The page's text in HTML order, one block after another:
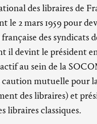
des libraires de
le 2 mars 1959 pour
des syndicats
il devint le président
au sein de la
caution mutuelle pour
des libraires) et
libraires classiques.